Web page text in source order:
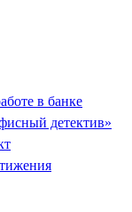
в банке
детектив»